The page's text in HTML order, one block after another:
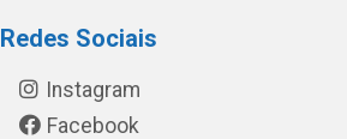
Redes Sociais
Instagram
Facebook